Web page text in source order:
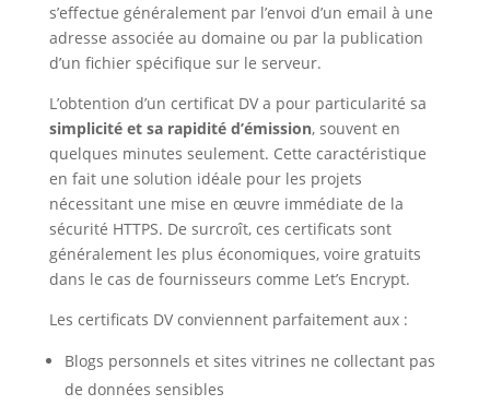
s’effectue généralement par l’envoi d’un email à une
adresse associée au domaine ou par la publication
d’un fichier spécifique sur le serveur.
L’obtention d’un certificat DV a pour particularité sa
simplicité et sa rapidité d’émission, souvent en
quelques minutes seulement. Cette caractéristique
en fait une solution idéale pour les projets
nécessitant une mise en œuvre immédiate de la
sécurité HTTPS. De surcroît, ces certificats sont
généralement les plus économiques, voire gratuits
dans le cas de fournisseurs comme Let’s Encrypt.
Les certificats DV conviennent parfaitement aux :
Blogs personnels et sites vitrines ne collectant pas
de données sensibles